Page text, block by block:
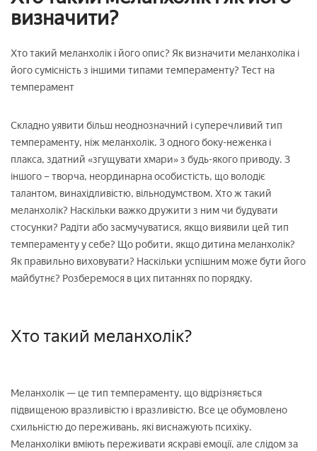
визначити?
Хто такий меланхолік і його опис? Як визначити меланхоліка і
його сумісність з іншими типами темпераменту? Тест на
темперамент
Складно уявити більш неоднозначний і суперечливий тип
темпераменту, ніж меланхолік. З одного боку-неженка і
плакса, здатний «згущувати хмари» з будь-якого приводу. З
іншого – творча, неординарна особистість, що володіє
талантом, винахідливістю, вільнодумством. Хто ж такий
меланхолік? Наскільки важко дружити з ним чи будувати
стосунки? Радіти або засмучуватися, якщо виявили цей тип
темпераменту у себе? Що робити, якщо дитина меланхолік?
Як правильно виховувати? Наскільки успішним може бути його
майбутнє? Розберемося в цих питаннях по порядку.
Хто такий меланхолік?
Меланхолік — це тип темпераменту, що відрізняється
підвищеною вразливістю і вразливістю. Все це обумовлено
схильністю до переживань, які виснажують психіку.
Меланхоліки вміють переживати яскраві емоції, але слідом за